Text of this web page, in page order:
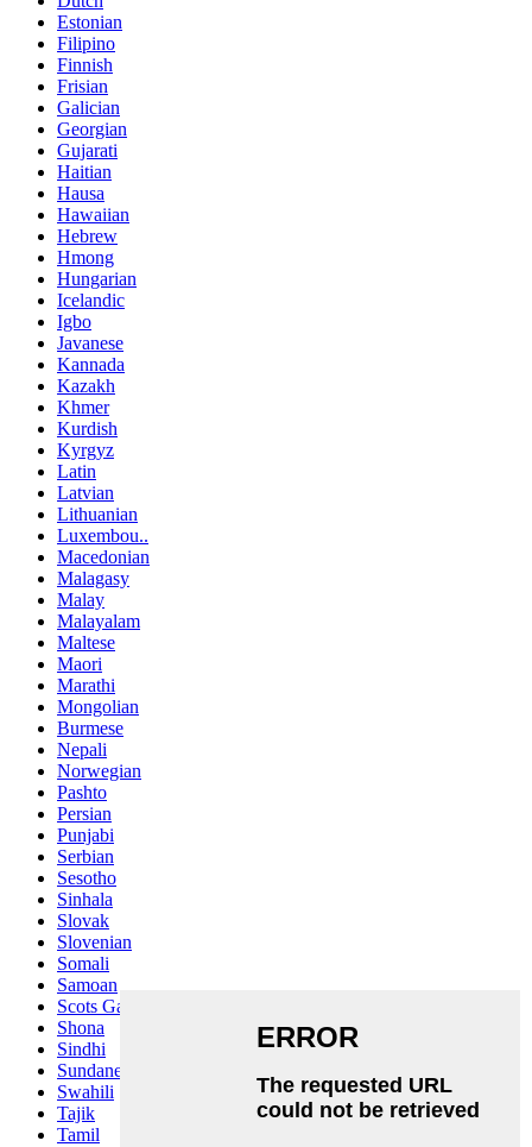
Estonian
Filipino
Finnish
Frisian
Galician
Georgian
Gujarati
Haitian
Hausa
Hawaiian
Hebrew
Hmong
Hungarian
Icelandic
Igbo
Javanese
Kannada
Kazakh
Khmer
Kurdish
Kyrgyz
Latin
Latvian
Lithuanian
Luxembou..
Macedonian
Malagasy
Malay
Malayalam
Maltese
Maori
Marathi
Mongolian
Burmese
Nepali
Norwegian
Pashto
Persian
Punjabi
Serbian
Sesotho
Sinhala
Slovak
Slovenian
Somali
Samoan
Scots Gaelic
Shona
Sindhi
Sundanese
Swahili
Tajik
Tamil